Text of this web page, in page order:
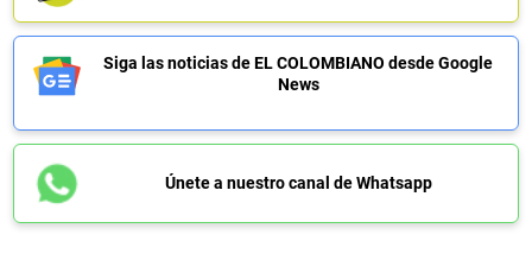
Siga las noticias de EL COLOMBIANO desde Google
News
Únete a nuestro canal de Whatsapp